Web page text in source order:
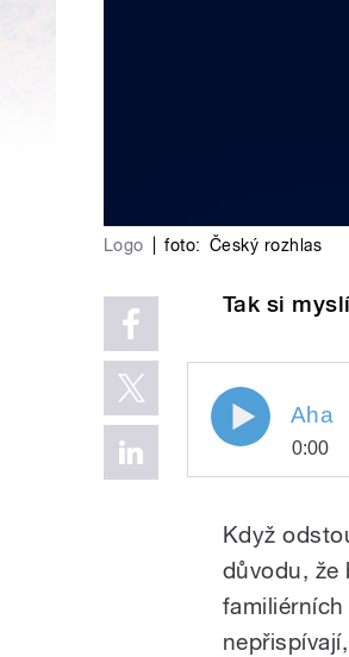
Logo foto: Český rozhlas
Tak si
Aha
0:00
Když
důvodu, že